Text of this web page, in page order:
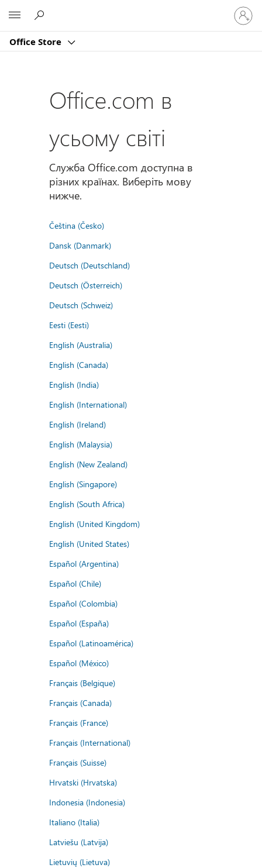
Office Store
свій
запис
Office.com в
усьому світі
Служба Office.com доступна в
різних країнах. Виберіть мову
нижче.
Čeština (Česko)
Dansk (Danmark)
Deutsch (Deutschland)
Deutsch (Österreich)
Deutsch (Schweiz)
Eesti (Eesti)
English (Australia)
English (Canada)
English (India)
English (International)
English (Ireland)
English (Malaysia)
English (New Zealand)
English (Singapore)
English (South Africa)
English (United Kingdom)
English (United States)
Español (Argentina)
Español (Chile)
Español (Colombia)
Español (España)
Español (Latinoamérica)
Español (México)
Français (Belgique)
Français (Canada)
Français (France)
Français (International)
Français (Suisse)
Hrvatski (Hrvatska)
Indonesia (Indonesia)
Italiano (Italia)
Latviešu (Latvija)
Lietuvių (Lietuva)